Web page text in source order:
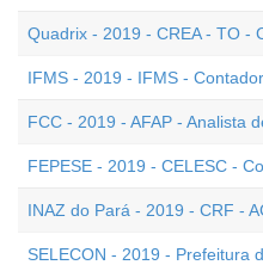
Quadrix - 2019 - CREA - TO -
IFMS - 2019 - IFMS - Contador
FCC - 2019 - AFAP - Analista
FEPESE - 2019 - CELESC -
INAZ do Pará - 2019 - CRF -
SELECON - 2019 - Prefeitura